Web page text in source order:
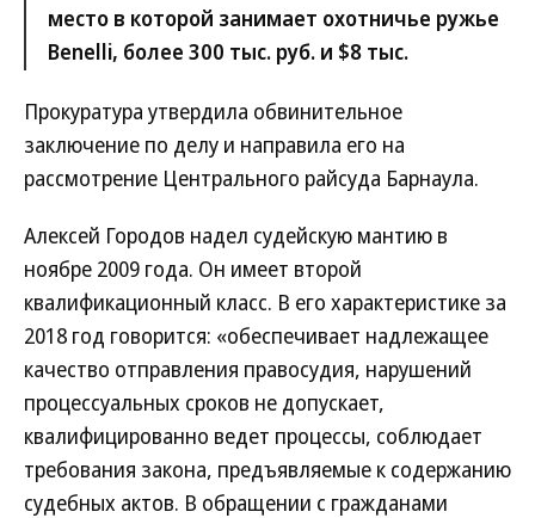
место в которой занимает охотничье ружье
Benelli, более 300 тыс. руб. и $8 тыс.
Прокуратура утвердила обвинительное
заключение по делу и направила его на
рассмотрение Центрального райсуда Барнаула.
Алексей Городов надел судейскую мантию в
ноябре 2009 года. Он имеет второй
квалификационный класс. В его характеристике за
2018 год говорится: «обеспечивает надлежащее
качество отправления правосудия, нарушений
процессуальных сроков не допускает,
квалифицированно ведет процессы, соблюдает
требования закона, предъявляемые к содержанию
судебных актов. В обращении с гражданами